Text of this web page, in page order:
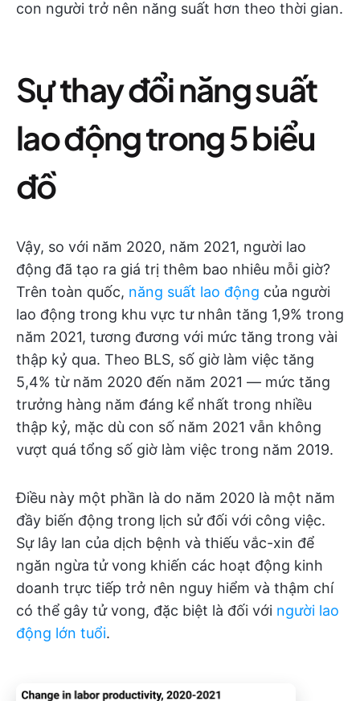
con người trở nên năng suất hơn theo thời gian.
Sự thay đổi năng suất
lao động trong 5 biểu
đồ
Vậy, so với năm 2020, năm 2021, người lao
động đã tạo ra giá trị thêm bao nhiêu mỗi giờ?
Trên toàn quốc, năng suất lao động của người
lao động trong khu vực tư nhân tăng 1,9% trong
năm 2021, tương đương với mức tăng trong vài
thập kỷ qua. Theo BLS, số giờ làm việc tăng
5,4% từ năm 2020 đến năm 2021 — mức tăng
trưởng hàng năm đáng kể nhất trong nhiều
thập kỷ, mặc dù con số năm 2021 vẫn không
vượt quá tổng số giờ làm việc trong năm 2019.
Điều này một phần là do năm 2020 là một năm
đầy biến động trong lịch sử đối với công việc.
Sự lây lan của dịch bệnh và thiếu vắc-xin để
ngăn ngừa tử vong khiến các hoạt động kinh
doanh trực tiếp trở nên nguy hiểm và thậm chí
có thể gây tử vong, đặc biệt là đối với người lao
động lớn tuổi.